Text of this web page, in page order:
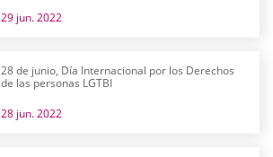
29 jun. 2022
28 de junio, Día Internacional por los Derechos
de las personas LGTBI
28 jun. 2022